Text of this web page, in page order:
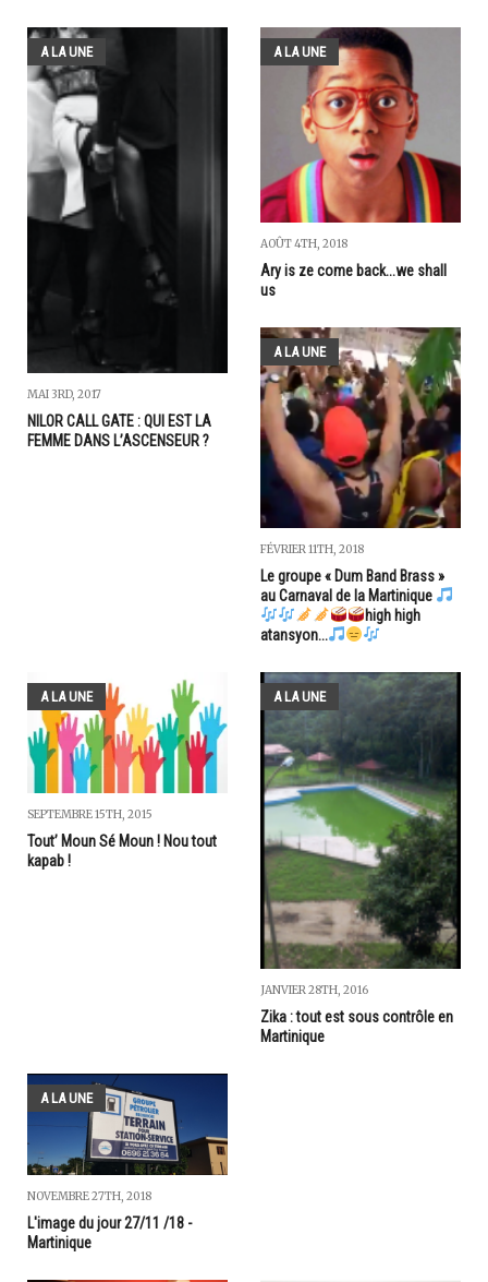
A LA UNE
MAI 3RD, 2017
NILOR CALL GATE : QUI EST LA
FEMME DANS L’ASCENSEUR ?
A LA UNE
AOÛT 4TH, 2018
Ary is ze come back...we shall
us
A LA UNE
FÉVRIER 11TH, 2018
Le groupe « Dum Band Brass »
au Carnaval de la Martinique
high high
atansyon...
A LA UNE
SEPTEMBRE 15TH, 2015
Tout’ Moun Sé Moun ! Nou tout
kapab !
A LA UNE
JANVIER 28TH, 2016
Zika : tout est sous contrôle en
Martinique
A LA UNE
NOVEMBRE 27TH, 2018
L'image du jour 27/11 /18 -
Martinique